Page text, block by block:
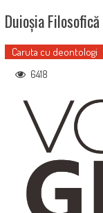
Duioșia
Caruta cu deontologi
6418